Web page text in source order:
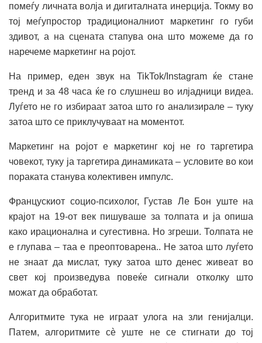
помеѓу личната волја и дигиталната инерција. Токму во
тој меѓупростор традиционалниот маркетинг го губи
здивот, а на сцената стапува она што можеме да го
наречеме маркетинг на ројот.
На пример, еден звук на TikTok/Instagram ќе стане
тренд и за 48 часа ќе го слушнеш во илјадници видеа.
Луѓето не го избираат затоа што го анализирале – туку
затоа што се приклучуваат на моментот.
Маркетинг на ројот е маркетинг кој не го таргетира
човекот, туку ја таргетира динамиката – условите во кои
пораката станува колективен импулс.
Францускиот социо-психолог, Густав Ле Бон уште на
крајот на 19-от век пишуваше за толпата и ја опиша
како ирационална и сугестивна. Но згреши. Толпата не
е глупава – таа е преоптоварена.. Не затоа што луѓето
не знаат да мислат, туку затоа што денес живеат во
свет кој произведува повеќе сигнали отколку што
можат да обработат.
Алгоритмите тука не играат улога на зли генијалци.
Патем, алгоритмите сè уште не се стигнати до тој